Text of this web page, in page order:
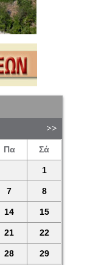
Πα Σά
1
7 8
14 15
21 22
28 29